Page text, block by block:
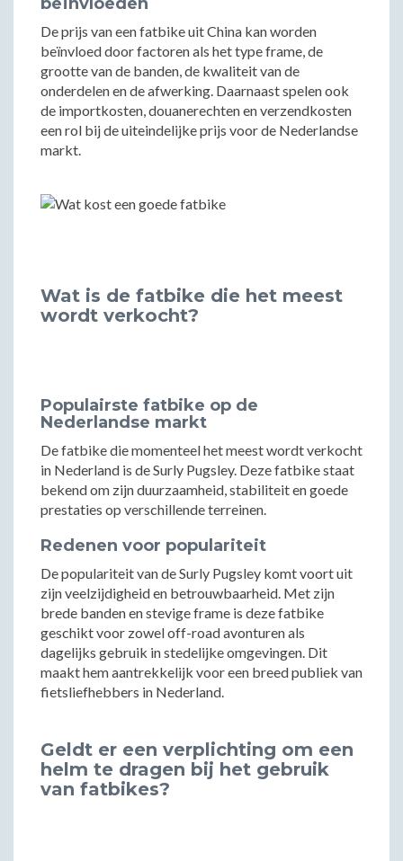
De prijs van een fatbike uit China kan worden
beïnvloed door factoren als het type frame, de
grootte van de banden, de kwaliteit van de
onderdelen en de afwerking. Daarnaast spelen ook
de importkosten, douanerechten en verzendkosten
een rol bij de uiteindelijke prijs voor de Nederlandse
markt.
Wat is de fatbike die het meest
wordt verkocht?
Populairste fatbike op de
Nederlandse markt
De fatbike die momenteel het meest wordt verkocht
in Nederland is de Surly Pugsley. Deze fatbike staat
bekend om zijn duurzaamheid, stabiliteit en goede
prestaties op verschillende terreinen.
Redenen voor populariteit
De populariteit van de Surly Pugsley komt voort uit
zijn veelzijdigheid en betrouwbaarheid. Met zijn
brede banden en stevige frame is deze fatbike
geschikt voor zowel off-road avonturen als
dagelijks gebruik in stedelijke omgevingen. Dit
maakt hem aantrekkelijk voor een breed publiek van
fietsliefhebbers in Nederland.
Geldt er een verplichting om een
helm te dragen bij het gebruik
van fatbikes?